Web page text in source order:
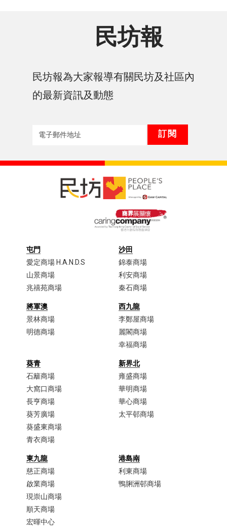
民坊報
民坊報為大家報導有關民坊及社區內
的最新資訊及動態
屯門
愛定商場 H.A.N.D.S
山景商場
兆禧苑商場
沙田
錦泰商場
利安商場
秦石商場
將軍澳
景林商場
明德商場
西九龍
李鄭屋商場​
麗閣商場
幸福商場
葵青
石籬商場
大窩口商場​
長亨商場
葵芳廣場
葵盛東商場
青衣商場​
新界北
雍盛商場
華明商場
華心商場
太平邨商場
東九龍
慈正商場​
啟業商場​
現崇山商場​
順天商場​
宏暉中心
港島南
利東商場
鴨脷洲邨商場